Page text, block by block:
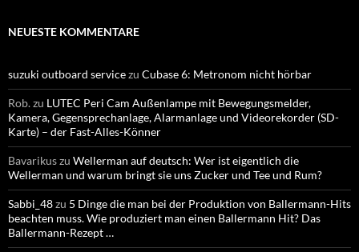
NEUESTE KOMMENTARE
suzuki outboard servicezu Cubase 6: Metronom nicht hörbar
Rob.zu LUTEC Peri Cam Außenlampe mit Bewegungsmelder,
Kamera, Gegensprechanlage, Alarmanlage und Videorekorder (SD-
Karte) – der Fast-Alles-Könner
Bavarikuszu Wellerman auf deutsch: Wer ist eigentlich die
Wellerman und warum bringt sie uns Zucker und Tee und Rum?
Sabbi_48zu 5 Dinge die man bei der Produktion von Ballermann-Hits
beachten muss. Wie produziert man einen Ballermann Hit? Das
Ballermann-Rezept …